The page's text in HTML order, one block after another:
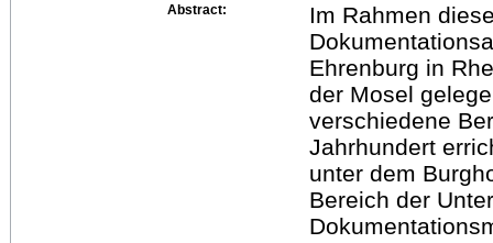
Abstract:
Im Rahmen
Ehrenburg in
der Mosel
verschiedene
Jahrhundert
unter dem
Bereich der